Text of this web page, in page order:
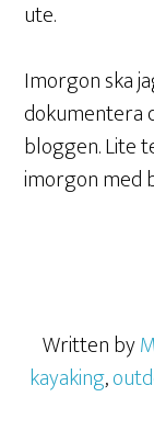
ute.
Imorgon ska
dokumentera
bloggen. Lite
imorgon med
Written by
kayaking,